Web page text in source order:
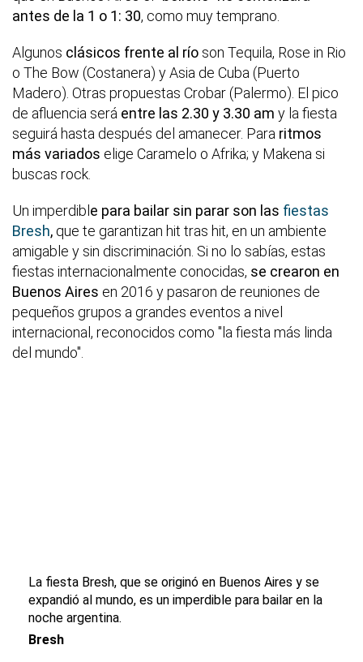
antes de la 1 o 1: 30, como muy temprano.
Algunos clásicos frente al río son Tequila, Rose in Rio
o The Bow (Costanera) y Asia de Cuba (Puerto
Madero). Otras propuestas Crobar (Palermo). El pico
de afluencia será entre las 2.30 y 3.30 am y la fiesta
seguirá hasta después del amanecer. Para ritmos
más variados elige Caramelo o Afrika; y Makena si
buscas rock.
Un imperdible para bailar sin parar son las fiestas
Bresh, que te garantizan hit tras hit, en un ambiente
amigable y sin discriminación. Si no lo sabías, estas
fiestas internacionalmente conocidas, se crearon en
Buenos Aires en 2016 y pasaron de reuniones de
pequeños grupos a grandes eventos a nivel
internacional, reconocidos como "la fiesta más linda
del mundo".
La fiesta Bresh, que se originó en Buenos Aires y se
expandió al mundo, es un imperdible para bailar en la
noche argentina.
Bresh